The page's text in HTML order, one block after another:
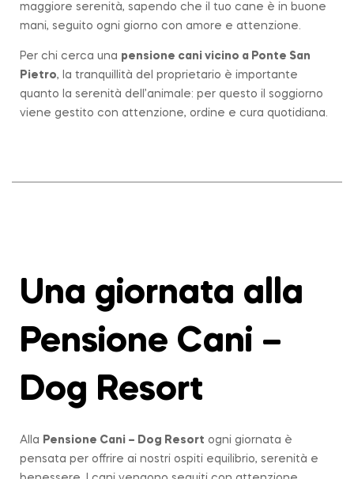
maggiore serenità, sapendo che il tuo cane è in buone
mani, seguito ogni giorno con amore e attenzione.
Per chi cerca una pensione cani vicino a Ponte San
Pietro, la tranquillità del proprietario è importante
quanto la serenità dell’animale: per questo il soggiorno
viene gestito con attenzione, ordine e cura quotidiana.
Una giornata alla
Pensione Cani –
Dog Resort
Alla Pensione Cani – Dog Resort ogni giornata è
pensata per offrire ai nostri ospiti equilibrio, serenità e